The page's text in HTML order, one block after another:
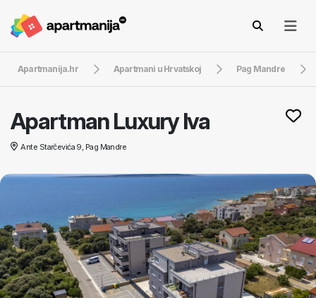
Apartmanija.hr Apartmani u Hrvatskoj Pag Mandre
Apartman Luxury Iva
Ante Starčevića 9, Pag Mandre